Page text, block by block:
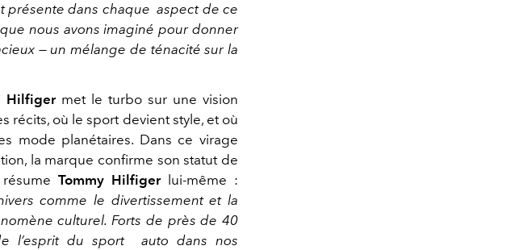
présente dans chaque aspect de ce
nous avons imaginé pour donner
— un mélange de ténacité sur la
Hilfigermet le turbo sur une vision
récits, où le sport devient style, et où
mode planétaires. Dans ce virage
la marque confirme son statut de
Tommy Hilfigerlui-même :
comme le divertissement et la
culturel. Forts de près de 40
l’esprit du sport auto dans nos